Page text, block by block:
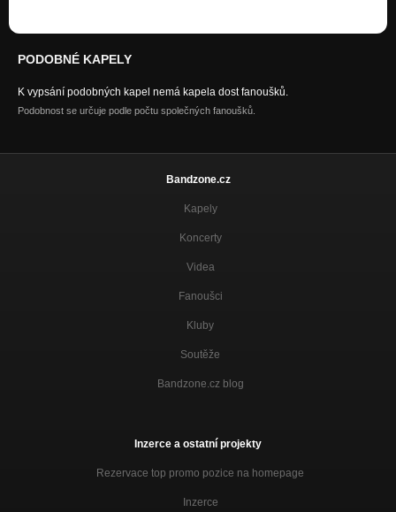
PODOBNÉ KAPELY
K vypsání podobných kapel nemá kapela dost fanoušků.
Podobnost se určuje podle počtu společných fanoušků.
Bandzone.cz
Kapely
Koncerty
Videa
Fanoušci
Kluby
Soutěže
Bandzone.cz blog
Inzerce a ostatní projekty
Rezervace top promo pozice na homepage
Inzerce